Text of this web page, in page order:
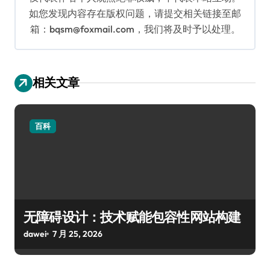
如您发现内容存在版权问题，请提交相关链接至邮
箱：bqsm@foxmail.com，我们将及时予以处理。
相关文章
百科
无障碍设计：技术赋能包容性网站构建
dawei 7 月 25, 2026